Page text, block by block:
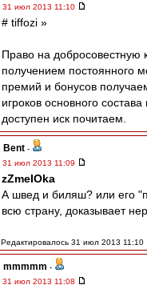
31 июл 2013 11:10
# tiffozi »
Право на добросовестную
получением постоянного
премий и бонусов
игроков основного
доступен иск почитаем.
Bent -
31 июл 2013 11:09
zZmeIOka
А швед и биляш? или его
всю страну, доказывает
Редактировалось 31 июл 2013 11:10
mmmmm -
31 июл 2013 11:08